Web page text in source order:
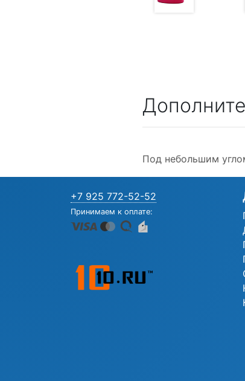
Под небольшим
+7 925 772-52-52
Принимаем к оплате: